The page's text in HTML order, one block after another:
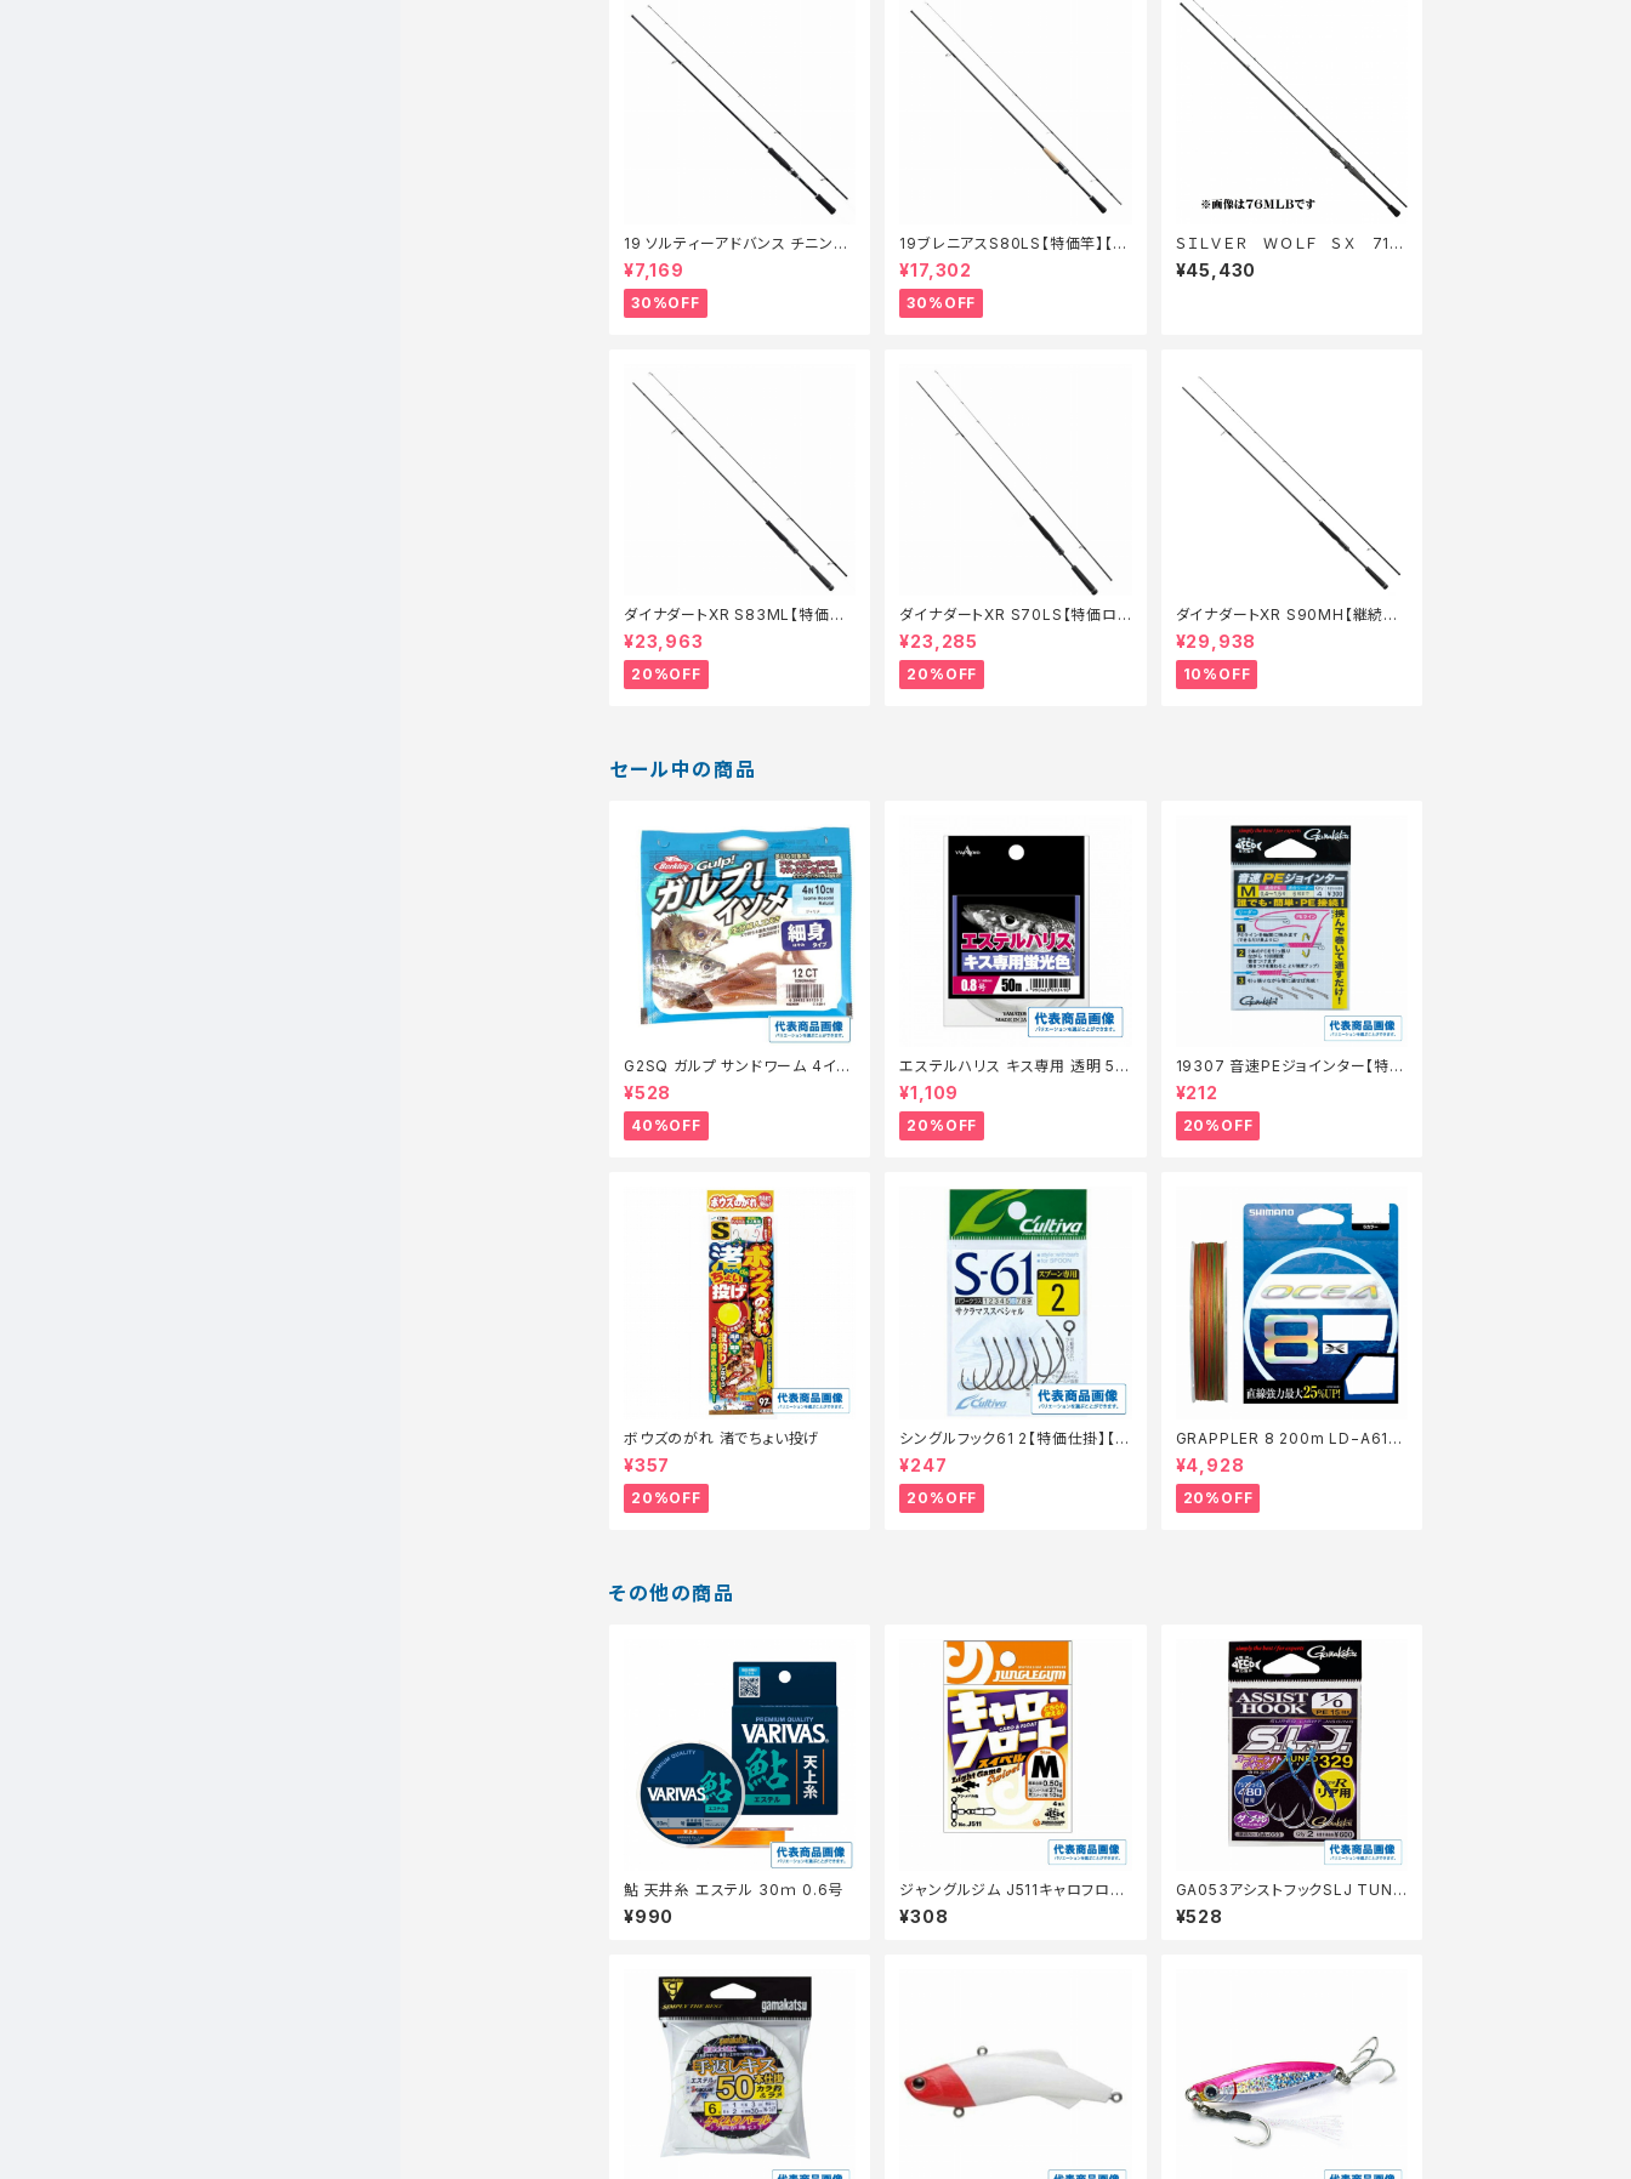
19 ソルティーアドバンス チニング
S 76M【特価ロッド】【30】
¥7,169
30%OFF
19ブレニアスS80LS【特価竿】【3
0】
¥17,302
30%OFF
ＳＩＬＶＥＲ ＷＯＬＦ ＳＸ 71Ｌ
ＭＬＢ−Ｓ
¥45,430
ダイナダートXR S83ML【特価ロ
ッド】【20】
¥23,963
20%OFF
ダイナダートXR S70LS【特価ロッ
ド】【20】
¥23,285
20%OFF
ダイナダートXR S90MH【継続セ
ール_ロッド】【10】
¥29,938
10%OFF
セール中の商品
G2SQ ガルプ サンドワーム 4イン
チ イソメ細身青イソメ(Camo)【特
価餌】【40】
¥528
40%OFF
エステルハリス キス専用 透明 50
m 0.6
¥1,109
20%OFF
19307 音速PEジョインター【特価
仕掛】【20】
¥212
20%OFF
ボウズのがれ 渚でちょい投げ
¥357
20%OFF
シングルフック61 2【特価仕掛】【2
0】
¥247
20%OFF
GRAPPLER 8 200m LD−A61S
5色 8【特価仕掛】【20】
¥4,928
20%OFF
その他の商品
鮎 天井糸 エステル 30ｍ 0.6号
¥990
ジャングルジム J511キャロフロー
トスイベル S
¥308
GA053アシストフックSLJ TUNE
D329 TYPE R
¥528